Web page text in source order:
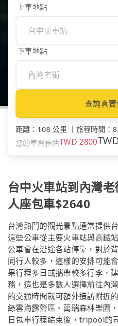
上車地點
下車地點
查詢真
距離 ： 108 公里 旅程時間 ：
您的車資預估TWD2800
台中火車站到內灣
人座包車$2640
台灣熱門的觀光景點通常提供
這些公車從主要火車站與高鐵
公車會在沿途各站停靠，對於
同行人較多，這樣的安排可能
果行程多日或攜帶較多行李，
務，這也是多數人選擇前往內
的交通時間就可額外造訪附近
綠雲海露營區、萬瑞森林樂園
日包車行程結束後，tripool的